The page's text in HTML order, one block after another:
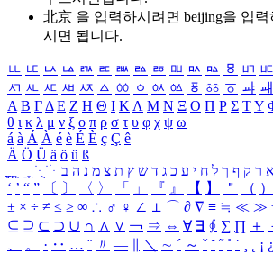
北京 을 입력하시려면 beijing을 입력
시면 됩니다.
ㅥ ㅦ ㅧ ㅨ ㅩ ㅪ ㅫ ㅬ ㅭ ㅮ ㅯ ㅰ ㅱ ㅲ ㅳ
ㅺ ㅻ ㅼ ㅽ ㅾ ㅿ ㆀ ㆁ ㆂ ㆃ ㆄ ㆅ ㆆ ㆇ ㆈ
Α Β ΓΔ Ε Ζ Η Θ Ι ΚΛ Μ Ν Ξ Ο Π Ρ Σ ΤΥ
θ ι κ λ μ ν ξ ο π ρ σ τ υ φ χ ψ ω
á à Á À é è É È ç Ç ê
Ä Ö Ü ä ö ü ß
ִֶֹ ֻּ ׁׂ א ר ק ף ך ל ח י ע כ ג ד ש ץ ת צ מ נ ה ב
‘ ’ “ ” 〔 〕 〈 〉 「 」 『 』 【 】 ＂ （ ）
± × ÷ ≠ ≤ ≥ ∞ ∴ ♂ ♀ ∠ ⊥ ⌒ ∂ ∇ ≡ ≒ ≪ ≫
⊆ ⊇ ⊂ ⊃ ∪ ∩ ∧ ∨ ￢ ⇒ ⇔ ∀ ∃ ∮ ∑ ∏ ＋
、
。 · ‥ … ¨ 〃 ― ＼ ∼ ´ ～ ˇ ˘ ˝ ˚ ˙ ¸ ¡ ¿